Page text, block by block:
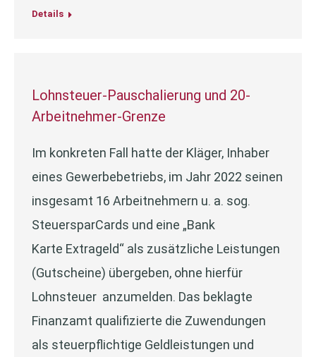
Details
Lohnsteuer-Pauschalierung und 20-
Arbeitnehmer-Grenze
Im konkreten Fall hatte der Kläger, Inhaber
eines Gewerbebetriebs, im Jahr 2022 seinen
insgesamt 16 Arbeitnehmern u. a. sog.
SteuersparCards und eine „Bank
Karte Extrageld“ als zusätzliche Leistungen
(Gutscheine) übergeben, ohne hierfür
Lohnsteuer anzumelden. Das beklagte
Finanzamt qualifizierte die Zuwendungen
als steuerpflichtige Geldleistungen und